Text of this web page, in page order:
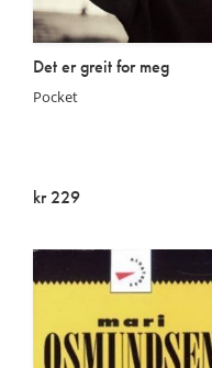
Det er greit for meg
Pocket
kr 229